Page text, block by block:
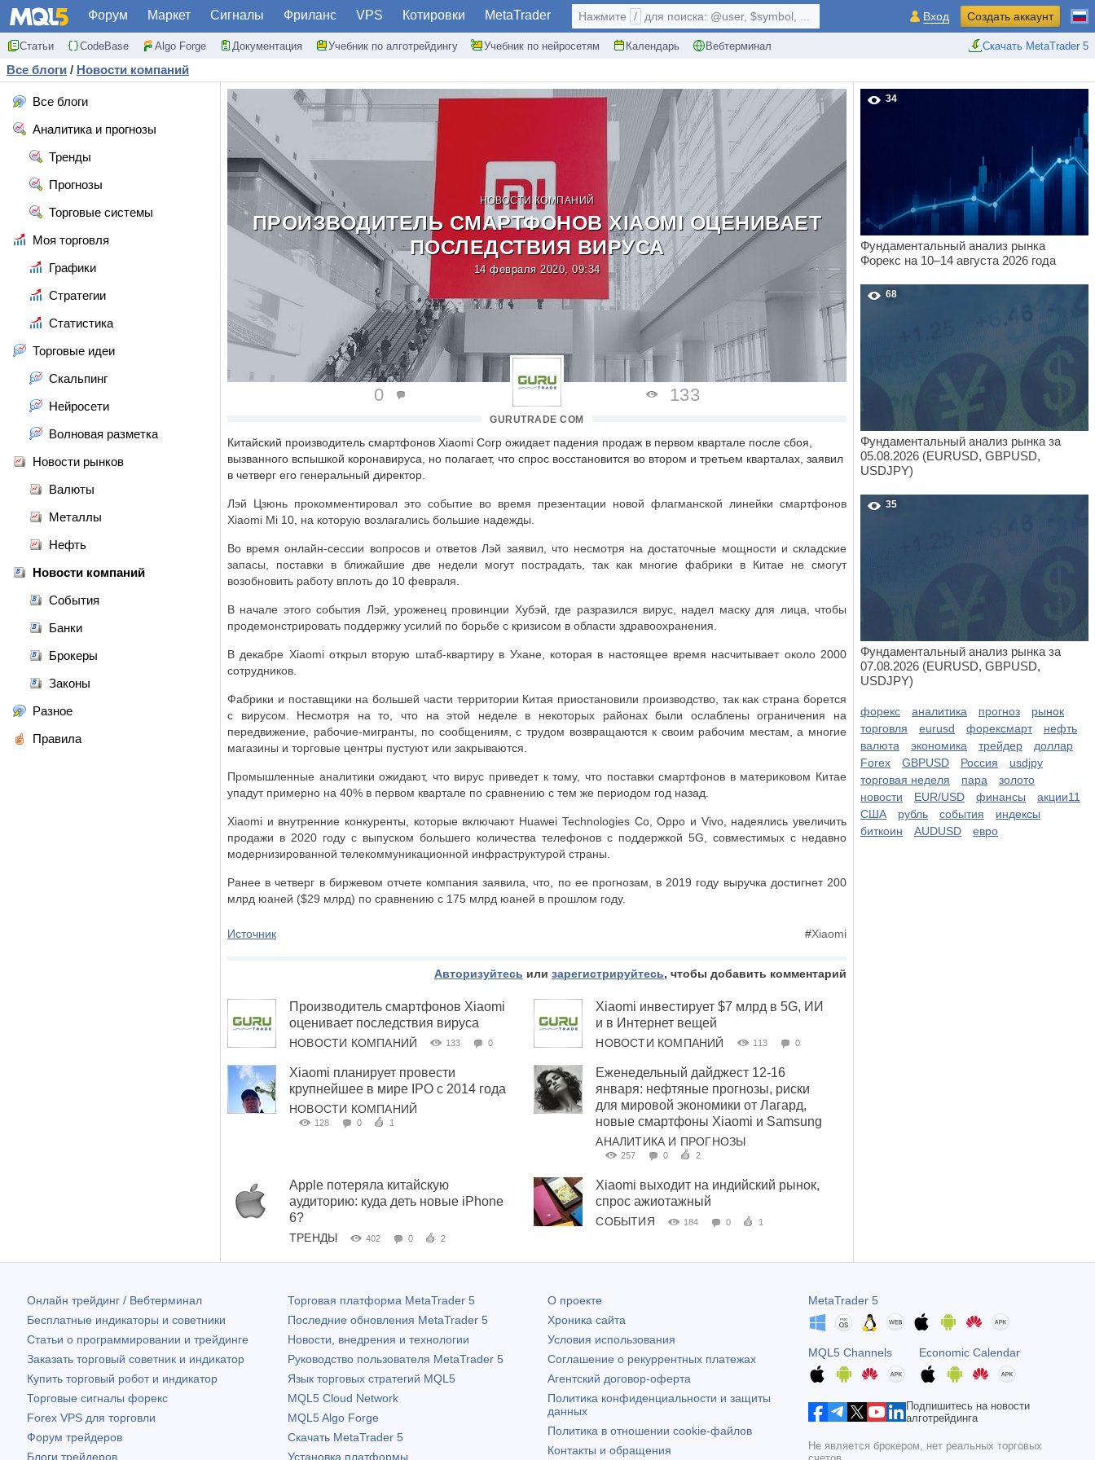
Форум Маркет Сигналы Фриланс VPS Котировки MetaTrader
Статьи CodeBase Algo Forge Документация Учебник по алготрейдингу Учебник по нейросетям Календарь Вебтерминал Скачать MetaTrader 5
Нажмите / для поиска: @user, $symbol, ... Вход Создать аккаунт
Все блоги / Новости компаний
Все блоги
Аналитика и прогнозы
Тренды
Прогнозы
Торговые системы
Моя торговля
Графики
Стратегии
Статистика
Торговые идеи
Скальпинг
Нейросети
Волновая разметка
Новости рынков
Валюты
Металлы
Нефть
Новости компаний
События
Банки
Брокеры
Законы
Разное
Правила
НОВОСТИ КОМПАНИЙ
ПРОИЗВОДИТЕЛЬ СМАРТФОНОВ XIAOMI ОЦЕНИВАЕТ
ПОСЛЕДСТВИЯ ВИРУСА
14 февраля 2020, 09:34
GURUTRADE COM
0 133
Китайский производитель смартфонов Xiaomi Corp ожидает падения продаж в первом квартале после сбоя,
вызванного вспышкой коронавируса, но полагает, что спрос восстановится во втором и третьем кварталах, заявил
в четверг его генеральный директор.
Лэй Цзюнь прокомментировал это событие во время презентации новой флагманской линейки смартфонов
Xiaomi Mi 10, на которую возлагались большие надежды.
Во время онлайн-сессии вопросов и ответов Лэй заявил, что несмотря на достаточные мощности и складские
запасы, поставки в ближайшие две недели могут пострадать, так как многие фабрики в Китае не смогут
возобновить работу вплоть до 10 февраля.
В начале этого события Лэй, уроженец провинции Хубэй, где разразился вирус, надел маску для лица, чтобы
продемонстрировать поддержку усилий по борьбе с кризисом в области здравоохранения.
В декабре Xiaomi открыл вторую штаб-квартиру в Ухане, которая в настоящее время насчитывает около 2000
сотрудников.
Фабрики и поставщики на большей части территории Китая приостановили производство, так как страна борется
с вирусом. Несмотря на то, что на этой неделе в некоторых районах были ослаблены ограничения на
передвижение, рабочие-мигранты, по сообщениям, с трудом возвращаются к своим рабочим местам, а многие
магазины и торговые центры пустуют или закрываются.
Промышленные аналитики ожидают, что вирус приведет к тому, что поставки смартфонов в материковом Китае
упадут примерно на 40% в первом квартале по сравнению с тем же периодом год назад.
Xiaomi и внутренние конкуренты, которые включают Huawei Technologies Co, Oppo и Vivo, надеялись увеличить
продажи в 2020 году с выпуском большего количества телефонов с поддержкой 5G, совместимых с недавно
модернизированной телекоммуникационной инфраструктурой страны.
Ранее в четверг в биржевом отчете компания заявила, что, по ее прогнозам, в 2019 году выручка достигнет 200
млрд юаней ($29 млрд) по сравнению с 175 млрд юаней в прошлом году.
#Xiaomi
Источник
Авторизуйтесь или зарегистрируйтесь, чтобы добавить комментарий
Производитель смартфонов Xiaomi
оценивает последствия вируса
НОВОСТИ КОМПАНИЙ 133 0
Xiaomi инвестирует $7 млрд в 5G, ИИ
и в Интернет вещей
НОВОСТИ КОМПАНИЙ 113 0
Xiaomi планирует провести
крупнейшее в мире IPO с 2014 года
НОВОСТИ КОМПАНИЙ
128 0 1
Еженедельный дайджест 12-16
января: нефтяные прогнозы, риски
для мировой экономики от Лагард,
новые смартфоны Xiaomi и Samsung
АНАЛИТИКА И ПРОГНОЗЫ
257 0 2
Apple потеряла китайскую
аудиторию: куда деть новые iPhone
6?
ТРЕНДЫ 402 0 2
Xiaomi выходит на индийский рынок,
спрос ажиотажный
СОБЫТИЯ 184 0 1
34
Фундаментальный анализ рынка
Форекс на 10–14 августа 2026 года
68
Фундаментальный анализ рынка за
05.08.2026 (EURUSD, GBPUSD,
USDJPY)
35
Фундаментальный анализ рынка за
07.08.2026 (EURUSD, GBPUSD,
USDJPY)
форекс аналитика прогноз
рынок
торговля
eurusd форексмарт
нефть
валюта
экономика трейдер
доллар
Forex
GBPUSD Россия
usdjpy
торговая неделя
пара
золото
новости
EUR/USD финансы
акции11
США
рубль события
индексы
биткоин
AUDUSD евро
Онлайн трейдинг / Вебтерминал
Бесплатные индикаторы и советники
Статьи о программировании и трейдинге
Заказать торговый советник и индикатор
Купить торговый робот и индикатор
Торговые сигналы форекс
Forex VPS для торговли
Форум трейдеров
Блоги трейдеров
Торговая платформа MetaTrader 5
Последние обновления MetaTrader 5
Новости, внедрения и технологии
Руководство пользователя MetaTrader 5
Язык торговых стратегий MQL5
MQL5 Cloud Network
MQL5 Algo Forge
Скачать MetaTrader 5
Установка платформы
О проекте
Хроника сайта
Условия использования
Соглашение о рекуррентных платежах
Агентский договор-оферта
Политика конфиденциальности и защиты
данных
Политика в отношении cookie-файлов
Контакты и обращения
MetaTrader 5
MQL5 Channels Economic Calendar
Подпишитесь на новости
алготрейдинга
Не является брокером, нет реальных торговых